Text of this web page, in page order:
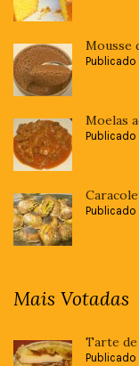
Mousse
Publicado
Moelas
Publicado
Mais Votadas
Tarte de